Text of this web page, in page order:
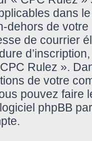
dans
dehors de
de courrier
Rulez ».
de votre
pouvez faire
phpBB